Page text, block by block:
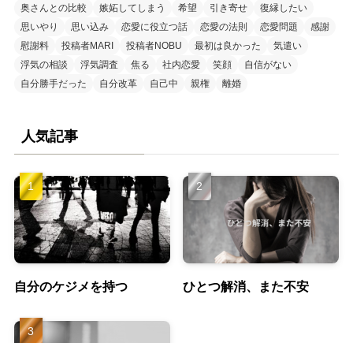
奥さんとの比較
嫉妬してしまう 希望 引き寄せ
復縁したい
思いやり
思い込み 恋愛に役立つ話 恋愛の法則 恋愛問題
感謝
慰謝料
投稿者MARI 投稿者NOBU 最初は良かった
気遣い
浮気の相談
浮気調査 焦る 社内恋愛 笑顔
自信がない
自分勝手だった
自分改革 自己中 親権 離婚
人気記事
自分のケジメを持つ ひとつ解消、また不安